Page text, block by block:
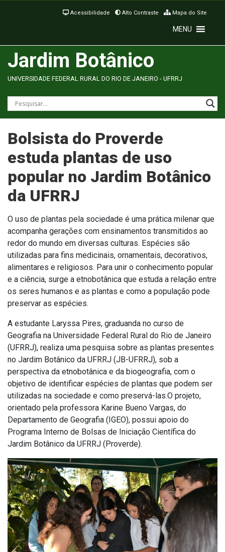
Mapa do Site
Alto Contraste
Acessibilidade
MENU
Jardim Botânico
UNIVERSIDADE FEDERAL RURAL DO RIO DE JANEIRO - UFRRJ
Bolsista do Proverde
estuda plantas de uso
popular no Jardim Botânico
da UFRRJ
O uso de plantas pela sociedade é uma prática milenar que
acompanha gerações com ensinamentos transmitidos ao
redor do mundo em diversas culturas. Espécies são
utilizadas para fins medicinais, ornamentais, decorativos,
alimentares e religiosos. Para unir o conhecimento popular
e a ciência, surge a etnobotânica que estuda a relação entre
os seres humanos e as plantas e como a população pode
preservar as espécies.
A estudante Laryssa Pires, graduanda no curso de
Geografia na Universidade Federal Rural do Rio de Janeiro
(UFRRJ), realiza uma pesquisa sobre as plantas presentes
no Jardim Botânico da UFRRJ (JB-UFRRJ), sob a
perspectiva da etnobotânica e da biogeografia, com o
objetivo de identificar espécies de plantas que podem ser
utilizadas na sociedade e como preservá-las.O projeto,
orientado pela professora Karine Bueno Vargas, do
Departamento de Geografia (IGEO), possui apoio do
Programa Interno de Bolsas de Iniciação Científica do
Jardim Botânico da UFRRJ (Proverde).